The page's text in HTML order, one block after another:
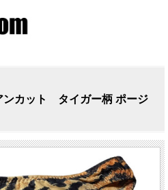
カット タイガー柄 ポージ